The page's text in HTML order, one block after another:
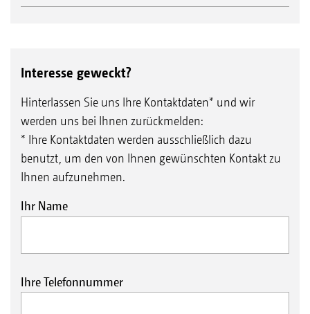
Interesse geweckt?
Hinterlassen Sie uns Ihre Kontaktdaten* und wir
werden uns bei Ihnen zurückmelden:
* Ihre Kontaktdaten werden ausschließlich dazu
benutzt, um den von Ihnen gewünschten Kontakt zu
Ihnen aufzunehmen.
Ihr Name
Ihre Telefonnummer